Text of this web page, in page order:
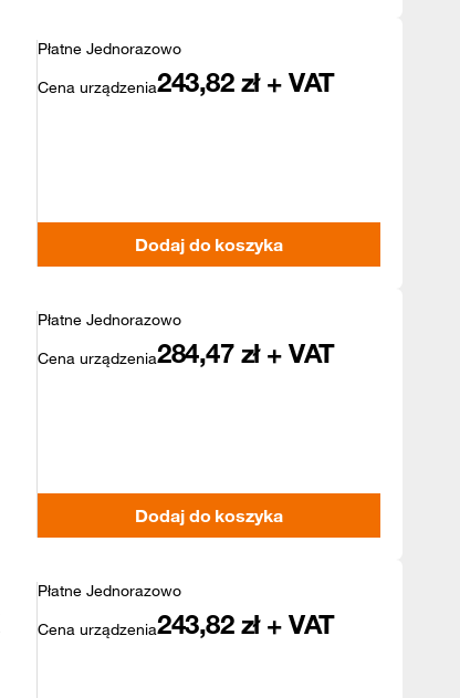
Płatne Jednorazowo
Cena urządzenia243,82 zł + VAT
Dodaj do koszyka
Płatne Jednorazowo
Cena urządzenia284,47 zł + VAT
Dodaj do koszyka
Płatne Jednorazowo
Cena urządzenia243,82 zł + VAT